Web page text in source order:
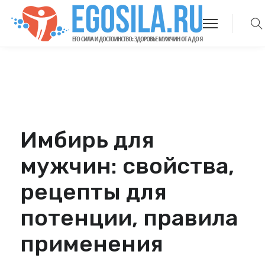
Имбирь для
мужчин: свойства,
рецепты для
потенции, правила
применения